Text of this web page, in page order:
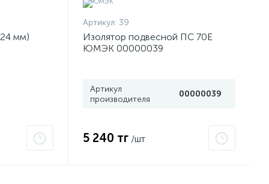
мм)
Артикул: 39
Изолятор подвесной ПС 70Е
ЮМЭК 00000039
Артикул
производителя
00000039
5 240 тг /шт